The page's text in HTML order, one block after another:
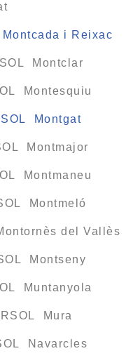
i Reixac
Montclar
Montesquiu
Montgat
Montmajor
Montmaneu
Montmeló
del Vallès
Montseny
Muntanyola
Mura
Navarcles